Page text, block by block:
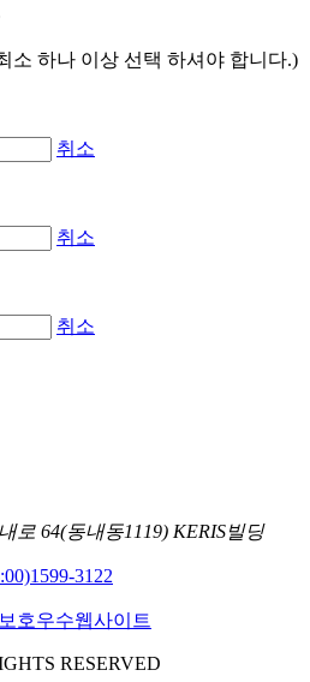
소 하나 이상 선택 하셔야 합니다.)
취소
취소
취소
로 64(동내동1119) KERIS빌딩
1599-3122
RESERVED